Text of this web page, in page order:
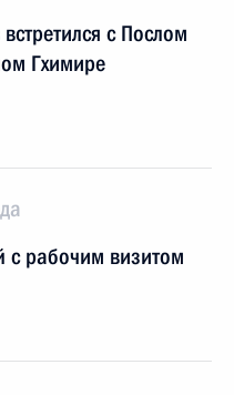
с Послом
Гхимире
с рабочим визитом